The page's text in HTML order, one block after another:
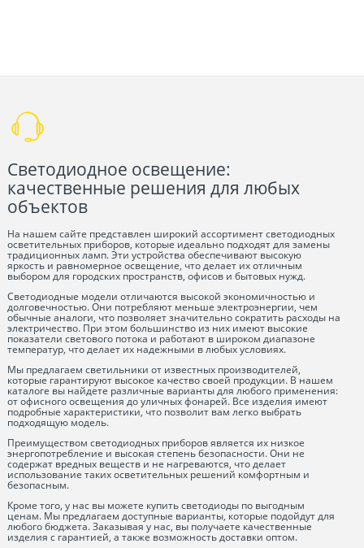
Светодиодное освещение:
качественные решения для любых
объектов
На нашем сайте представлен широкий ассортимент светодиодных
осветительных приборов, которые идеально подходят для замены
традиционных ламп. Эти устройства обеспечивают высокую
яркость и равномерное освещение, что делает их отличным
выбором для городских пространств, офисов и бытовых нужд.
Светодиодные модели отличаются высокой экономичностью и
долговечностью. Они потребляют меньше электроэнергии, чем
обычные аналоги, что позволяет значительно сократить расходы на
электричество. При этом большинство из них имеют высокие
показатели светового потока и работают в широком диапазоне
температур, что делает их надежными в любых условиях.
Мы предлагаем светильники от известных производителей,
которые гарантируют высокое качество своей продукции. В нашем
каталоге вы найдете различные варианты для любого применения:
от офисного освещения до уличных фонарей. Все изделия имеют
подробные характеристики, что позволит вам легко выбрать
подходящую модель.
Преимуществом светодиодных приборов является их низкое
энергопотребление и высокая степень безопасности. Они не
содержат вредных веществ и не нагреваются, что делает
использование таких осветительных решений комфортным и
безопасным.
Кроме того, у нас вы можете купить светодиоды по выгодным
ценам. Мы предлагаем доступные варианты, которые подойдут для
любого бюджета. Заказывая у нас, вы получаете качественные
изделия с гарантией, а также возможность доставки оптом.